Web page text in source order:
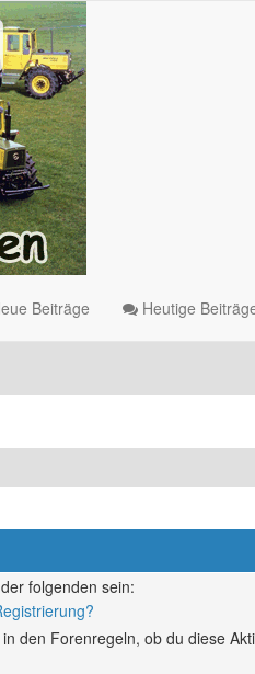
Beiträge Heutige
folgenden sein:
den Forenregeln, ob du diese